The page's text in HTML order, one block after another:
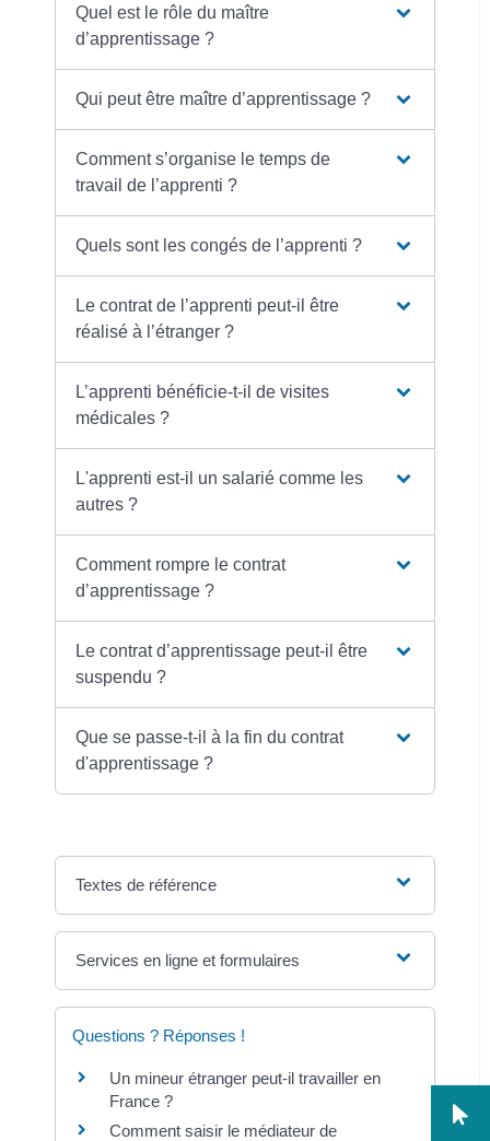
Quel est le rôle du maître
d’apprentissage ?
Qui peut être maître d’apprentissage ?
Comment s’organise le temps de
travail de l’apprenti ?
Quels sont les congés de l’apprenti ?
Le contrat de l’apprenti peut-il être
réalisé à l’étranger ?
L’apprenti bénéficie-t-il de visites
médicales ?
L'apprenti est-il un salarié comme les
autres ?
Comment rompre le contrat
d’apprentissage ?
Le contrat d’apprentissage peut-il être
suspendu ?
Que se passe-t-il à la fin du contrat
d'apprentissage ?
Textes de référence
Services en ligne et formulaires
Questions ? Réponses !
Un mineur étranger peut-il travailler en
France ?
Comment saisir le médiateur de